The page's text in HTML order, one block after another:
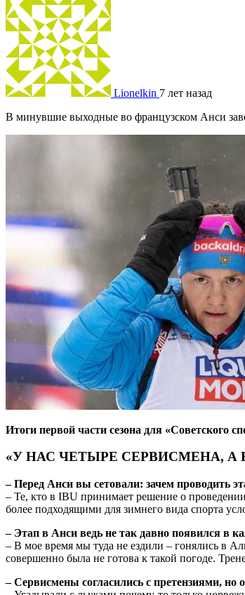
Lionelkin 7 лет назад
В минувшие выходные во французском Анси
Итоги первой части сезона для «Советского
«У НАС ЧЕТЫРЕ СЕРВИСМЕНА, А
– Перед Анси вы сетовали: зачем проводить
– Те, кто в IBU принимает решение о
более подходящими для зимнего вида спорта
– Этап в Анси ведь не так давно появился в
– В мое время мы туда не ездили – гонялись в
совершенно была не готова к такой погоде.
– Сервисмены согласились с претензиями,